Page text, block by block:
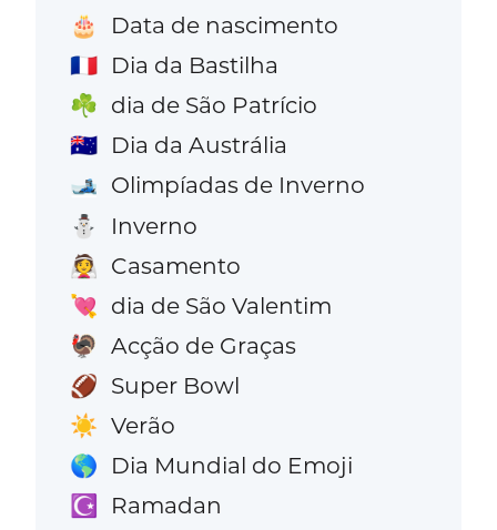
🎂 Data de nascimento
🇫🇷 Dia da Bastilha
☘️ dia de São Patrício
🇦🇺 Dia da Austrália
🎿 Olimpíadas de Inverno
⛄ Inverno
👰 Casamento
💘 dia de São Valentim
🦃 Acção de Graças
🏈 Super Bowl
☀️ Verão
🌎 Dia Mundial do Emoji
☪️ Ramadan